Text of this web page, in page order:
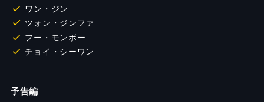
ワン・ジン
ツォン・ジンファ
フー・モンボー
チョイ・シーワン
予告編